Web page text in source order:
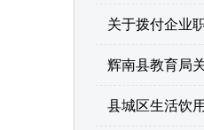
关于拨付企业
辉南县教育局
县城区生活饮